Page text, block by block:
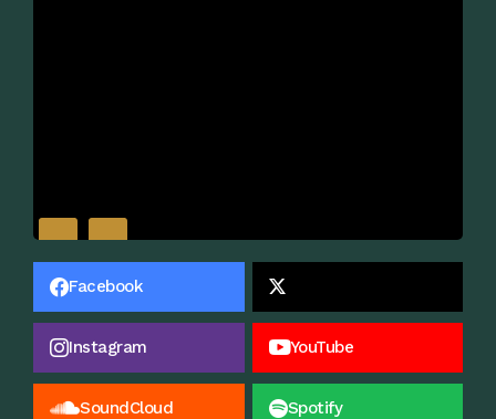
Facebook
Instagram YouTube
SoundCloud Spotify